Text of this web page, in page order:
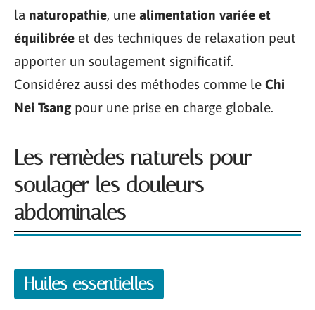
la naturopathie, une alimentation variée et
équilibrée et des techniques de relaxation peut
apporter un soulagement significatif.
Considérez aussi des méthodes comme le Chi
Nei Tsangpour une prise en charge globale.
Les remèdes naturels pour
soulager les douleurs
abdominales
Huiles essentielles